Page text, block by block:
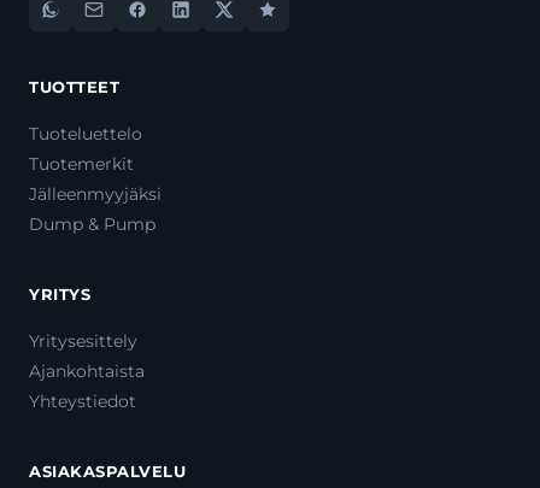
TUOTTEET
Tuoteluettelo
Tuotemerkit
Jälleenmyyjäksi
Dump & Pump
YRITYS
Yritysesittely
Ajankohtaista
Yhteystiedot
ASIAKASPALVELU